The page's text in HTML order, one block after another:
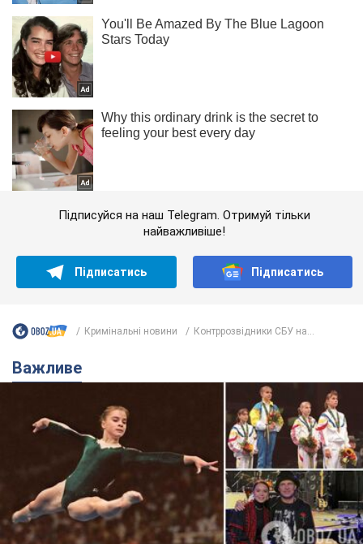
Підписуйся на наш Telegram. Отримуй тільки
найважливіше!
Підписатись Підписатись
Кримінальні новини Контррозвідники СБУ на...
Важливе